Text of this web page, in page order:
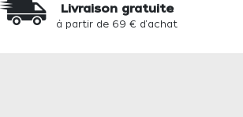
Livraison gratuite
à partir de 69 € d'achat